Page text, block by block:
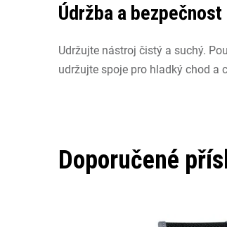
Údržba a bezpečnost
Udržujte nástroj čistý a suchý.
udržujte spoje pro hladký chod a
Doporučené